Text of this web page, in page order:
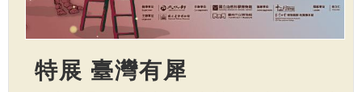
特展 臺灣有犀